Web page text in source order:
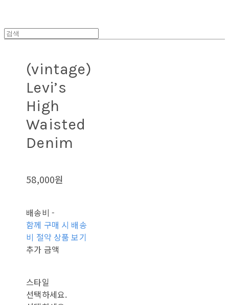
(vintage)
Levi’s
High
Waisted
Denim
58,000원
배송비 -
함께 구매 시 배송
비 절약 상품 보기
추가 금액
스타일
선택하세요.